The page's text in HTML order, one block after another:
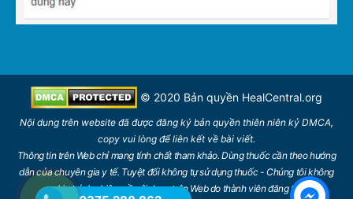
© 2020 Bản quyền HealCentral.org
Nội dung trên website đã được đăng ký bản quyền thiên niên kỷ DMCA,
copy vui lòng để liên kết về bài viết.
Thông tin trên Web chỉ mang tính chất tham khảo. Dùng thuốc cần theo hướng
dẫn của chuyên gia y tế. Tuyệt đối không tự sử dụng thuốc - Chúng tôi không
chịu trách nhiệm về nội dung trên Web do thành viên đăng tải